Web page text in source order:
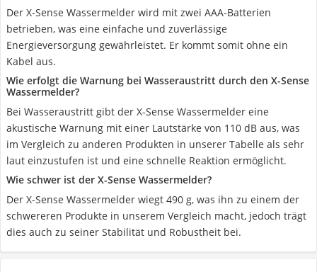
Der X-Sense Wassermelder wird mit zwei AAA-Batterien
betrieben, was eine einfache und zuverlässige
Energieversorgung gewährleistet. Er kommt somit ohne ein
Kabel aus.
Wie erfolgt die Warnung bei Wasseraustritt durch den X-Sense
Wassermelder?
Bei Wasseraustritt gibt der X-Sense Wassermelder eine
akustische Warnung mit einer Lautstärke von 110 dB aus, was
im Vergleich zu anderen Produkten in unserer Tabelle als sehr
laut einzustufen ist und eine schnelle Reaktion ermöglicht.
Wie schwer ist der X-Sense Wassermelder?
Der X-Sense Wassermelder wiegt 490 g, was ihn zu einem der
schwereren Produkte in unserem Vergleich macht, jedoch trägt
dies auch zu seiner Stabilität und Robustheit bei.